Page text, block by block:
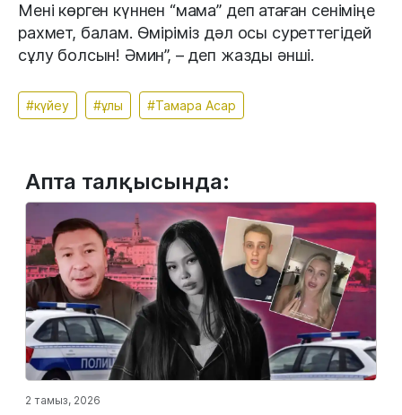
Мені көрген күннен “мама” деп атаған сеніміңе
рахмет, балам. Өміріміз дәл осы суреттегідей
сұлу болсын! Әмин”, – деп жазды әнші.
#күйеу #ұлы #Тамара Асар
Апта талқысында:
2 тамыз, 2026